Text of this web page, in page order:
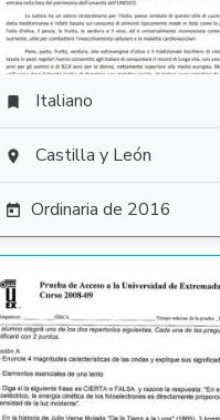
 Italiano
 Castilla y León
 Ordinaria de 2016